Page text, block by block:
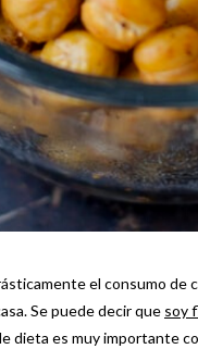
el consumo de
Se puede decir que soy
dieta es muy importante